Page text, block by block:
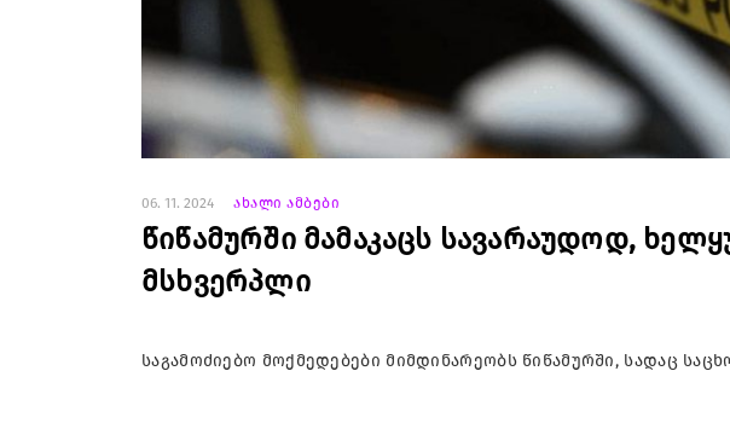
06. 11. 2024 ახალი ამბები
წიწამურში მამაკაცს სავარაუდოდ,
მსხვერპლი
საგამოძიებო მოქმედებები მიმდინარეობს წიწამურში, სადაც